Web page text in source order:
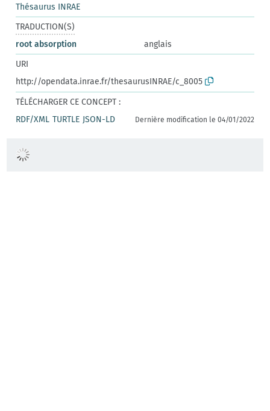
Thésaurus INRAE
TRADUCTION(S)
root absorption
anglais
URI
http://opendata.inrae.fr/thesaurusINRAE/c_8005
TÉLÉCHARGER CE CONCEPT :
RDF/XML TURTLE JSON-LD Dernière modification le 04/01/2022